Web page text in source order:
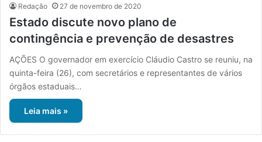
Redação 27 de novembro de 2020
Estado discute novo plano de
contingência e prevenção de desastres
AÇÕES O governador em exercício Cláudio Castro se reuniu, na
quinta-feira (26), com secretários e representantes de vários
órgãos estaduais…
Leia mais »